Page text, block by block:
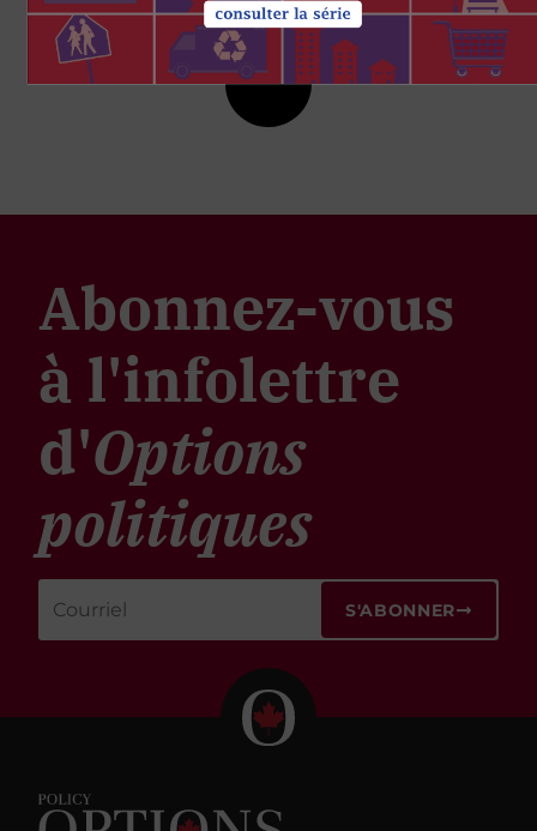
Abonnez-vous
à l'infolettre
d'Options
politiques
S'ABONNER